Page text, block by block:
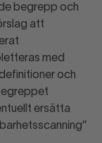
begrepp och
att
med
och
ersätta